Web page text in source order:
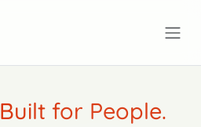
Built for People.